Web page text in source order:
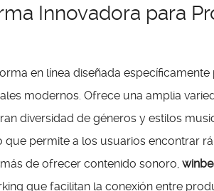
Innovadora para
en línea diseñada específicamente
modernos. Ofrece una amplia
diversidad de géneros y estilos
permite a los usuarios encontrar
de ofrecer contenido sonoro,
que facilitan la conexión entre